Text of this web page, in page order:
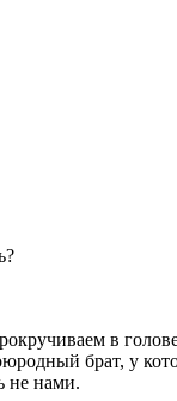
в
брат, у
не нами.